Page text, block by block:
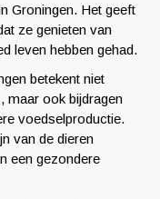
Groningen. Het geeft
ze genieten van
leven hebben gehad.
betekent niet
maar ook bijdragen
voedselproductie.
van de dieren
een gezondere